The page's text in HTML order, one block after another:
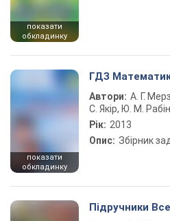
показати
обкладинку
показати
обкладинку
ГДЗ
Автори: А. Г.
С. Якір, Ю. М.
Рік: 2013
Опис: Збірник
Підручники